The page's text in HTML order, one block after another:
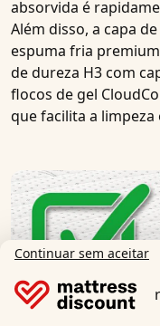
absorvida é
Além disso, a capa
espuma fria
de dureza H3 com
flocos de gel
que facilita a limpeza
Continuar sem aceitar